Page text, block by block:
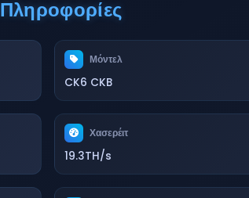
Πληροφορίες
Μόντελ
CK6 CKB
Χασερέιτ
19.3TH/s